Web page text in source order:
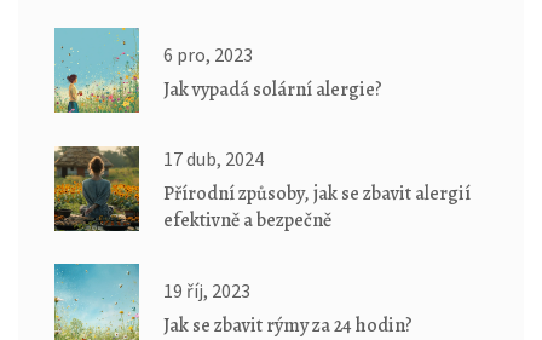
6 pro, 2023
Jak vypadá solární alergie?
17 dub, 2024
Přírodní způsoby, jak se zbavit alergií
efektivně a bezpečně
19 říj, 2023
Jak se zbavit rýmy za 24 hodin?